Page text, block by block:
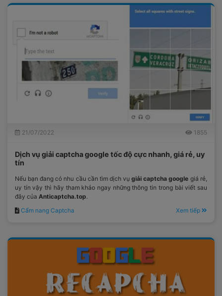
21/07/2022 1855
Dịch vụ giải captcha google tốc độ cực nhanh, giá rẻ, uy
tín
Nếu bạn đang có nhu cầu cần tìm dịch vụ giải captcha google giá rẻ,
uy tín vậy thì hãy tham khảo ngay những thông tin trong bài viết sau
đây của Anticaptcha.top.
Cẩm nang Captcha
Xem tiếp